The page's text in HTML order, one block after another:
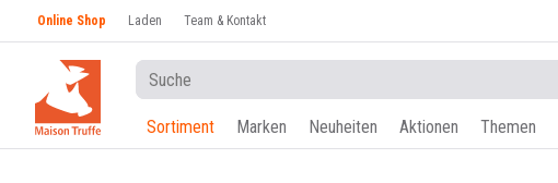
Online Shop Laden Team & Kontakt
Sortiment Marken Neuheiten Aktionen Themen